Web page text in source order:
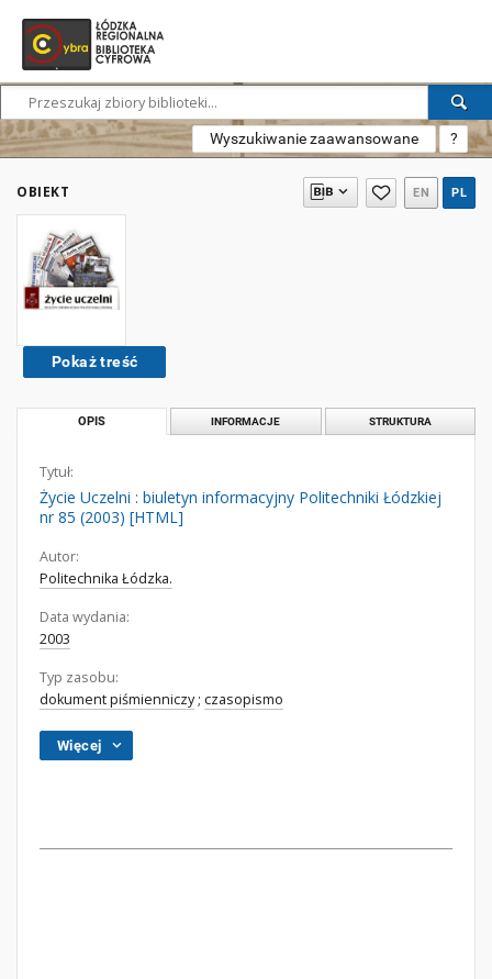
Wyszukiwanie zaawansowane ?
OBIEKT EN PL
Pokaż treść
OPIS INFORMACJE STRUKTURA
Tytuł:
Życie Uczelni : biuletyn informacyjny Politechniki Łódzkiej
nr 85 (2003) [HTML]
Autor:
Politechnika Łódzka.
Data wydania:
2003
Typ zasobu:
dokument piśmienniczy; czasopismo
Więcej